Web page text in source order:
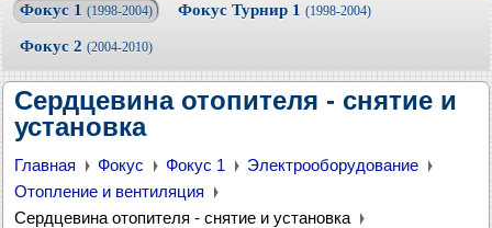
Фокус 1 (1998-2004) Фокус Турнир 1 (1998-2004)
Фокус 2 (2004-2010)
Сердцевина отопителя - снятие и
установка
Главная Фокус Фокус 1
Электрооборудование
Отопление и вентиляция
Сердцевина отопителя - снятие и установка